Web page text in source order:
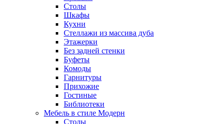
Столы
Шкафы
Кухни
Стеллажи из массива дуба
Этажерки
Без задней стенки
Буфеты
Комоды
Гарнитуры
Прихожие
Гостиные
Библиотеки
Мебель в стиле Модерн
Столы